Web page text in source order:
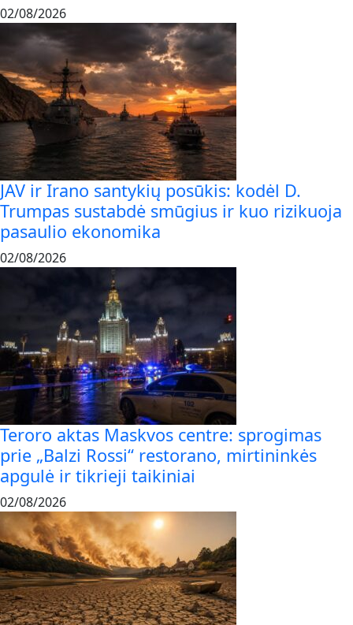
02/08/2026
JAV ir Irano santykių posūkis: kodėl D.
Trumpas sustabdė smūgius ir kuo rizikuoja
pasaulio ekonomika
02/08/2026
Teroro aktas Maskvos centre: sprogimas
prie „Balzi Rossi“ restorano, mirtininkės
apgulė ir tikrieji taikiniai
02/08/2026